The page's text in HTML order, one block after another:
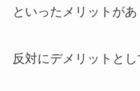
といったメリットがあ
反対にデメリットとし